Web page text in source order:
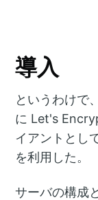
導入
というわけで
に Let's
イアントとし
を利用した。
サーバの構成